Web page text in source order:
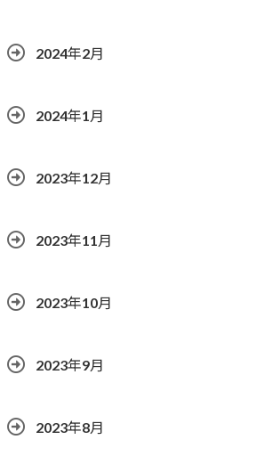
2024年2月
2024年1月
2023年12月
2023年11月
2023年10月
2023年9月
2023年8月